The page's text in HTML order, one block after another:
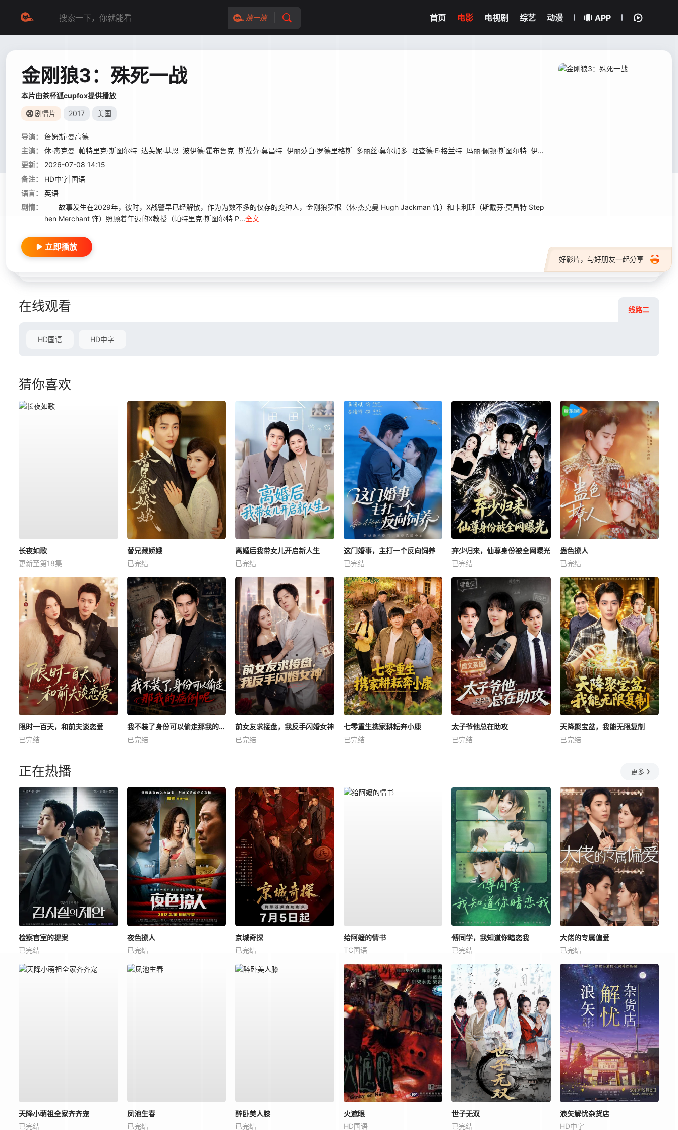
搜一搜 首页 电影 电视剧 综艺 动漫 APP
金刚狼3：殊死一战
本片由茶杯狐cupfox提供播放
剧情片 2017 美国
导演：
詹姆斯·曼高德
主演：
休·杰克曼 帕特里克·斯图尔特 达芙妮·基恩 波伊德·霍布鲁克 斯戴芬·莫昌特 伊丽莎白·罗德里格斯 多丽丝·莫尔加多 理查德·E·格兰特 玛丽·佩顿·斯图尔特 伊利斯·尼尔
更新：
2026-07-08 14:15
备注：
HD中字|国语
语言：
英语
剧情：
故事发生在2029年，彼时，X战警早已经解散，作为为数不多的仅存的变种人，金刚狼罗根（休·杰克曼 Hugh Jackman 饰）和卡利班（斯戴芬·莫昌特 Step
hen Merchant 饰）照顾着年迈的X教授（帕特里克·斯图尔特 P...全文
好影片，与好朋友一起分享
立即播放
在线观看 线路二
HD国语 HD中字
猜你喜欢
长夜如歌
更新至第18集
替兄藏娇娥
已完结
离婚后我带女儿开启新人生
已完结
这门婚事，主打一个反向饲养
已完结
弃少归来，仙尊身份被全网曝光
已完结
蛊色撩人
已完结
限时一百天，和前夫谈恋爱
已完结
我不装了身份可以偷走那我的病例呢
已完结
前女友求接盘，我反手闪婚女神
已完结
七零重生携家耕耘奔小康
已完结
太子爷他总在助攻
已完结
天降聚宝盆，我能无限复制
已完结
正在热播 更多
检察官室的提案
已完结
夜色撩人
已完结
京城奇探
已完结
给阿嬷的情书
TC国语
傅同学，我知道你暗恋我
已完结
大佬的专属偏爱
已完结
天降小萌祖全家齐齐宠
已完结
凤池生春
已完结
醉卧美人膝
已完结
火遮眼
HD国语
世子无双
已完结
浪矢解忧杂货店
HD中字